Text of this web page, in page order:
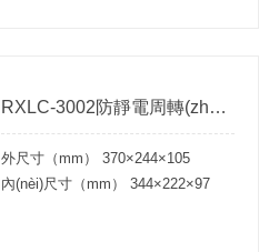
RXLC-3002防靜電周轉(zhuǎn)箱
外尺寸（mm） 370×244×105
內(nèi)尺寸（mm） 344×222×97